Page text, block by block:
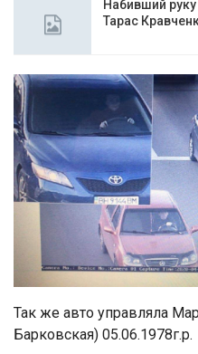
Набивший
Тарас
Так же авто управляла
Барковская) 05.06.1978г.р.